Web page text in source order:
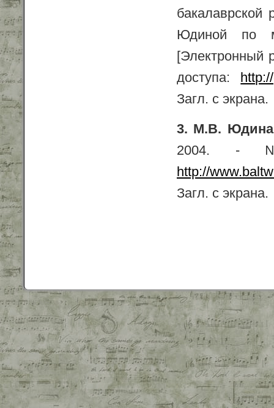
Юдиной по
доступа:
Загл. с экрана.
3. М.В.
2004. -
http://
Загл. с экрана.